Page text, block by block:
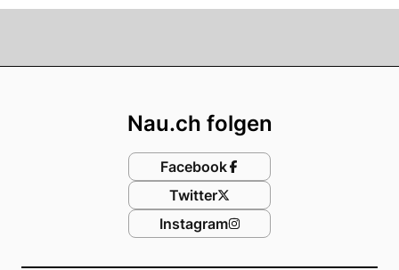
Nau.ch folgen
Facebook
Twitter
Instagram